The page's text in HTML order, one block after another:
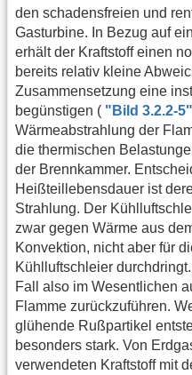
den schadensfreien und
Gasturbine. In Bezug auf
erhält der Kraftstoff einen
bereits relativ kleine
Zusammensetzung eine
begünstigen ( "Bild 3.2.2-5"
Wärmeabstrahlung der
die thermischen
der Brennkammer.
Heißteillebensdauer ist
Strahlung. Der
zwar gegen Wärme aus
Konvektion, nicht aber für
Kühlluftschleier
Fall also im Wesentlichen
Flamme zurückzuführen.
glühende Rußpartikel
besonders stark. Von
verwendeten Kraftstoff mit